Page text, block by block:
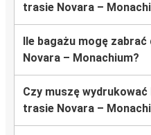
trasie Novara –
Ile bagażu mogę
Novara – Monachium?
Czy muszę
trasie Novara –